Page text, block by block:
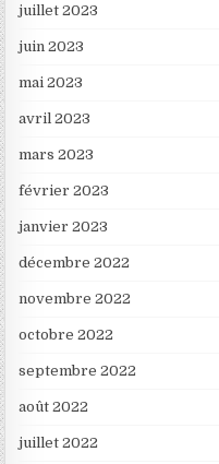
juillet 2023
juin 2023
mai 2023
avril 2023
mars 2023
février 2023
janvier 2023
décembre 2022
novembre 2022
octobre 2022
septembre 2022
août 2022
juillet 2022